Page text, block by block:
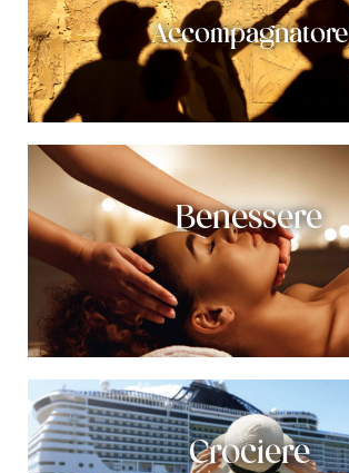
Accompagnatore
Benessere
Crociere